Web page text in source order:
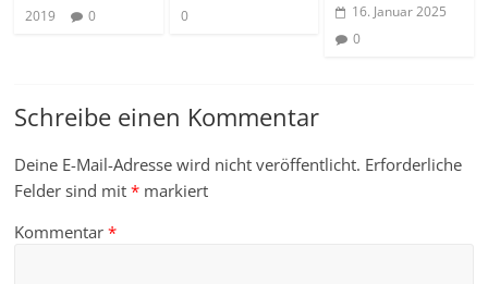
2019
0
0
16. Januar 2025
0
Schreibe einen Kommentar
Deine E-Mail-Adresse wird nicht veröffentlicht. Erforderliche
Felder sind mit* markiert
Kommentar*